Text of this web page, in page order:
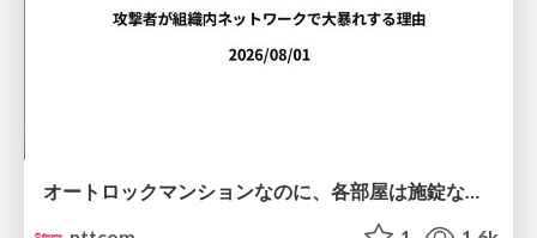
オートロックマンションなのに、各部屋は施錠なし！？ 攻撃者が組織内ネットワークで大暴れする理由 / The Front Door Is Locked, but the Rooms Are Wide Open: Why Attackers Move Freely Inside Enterprise Networks